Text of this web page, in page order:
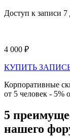
Доступ к записи 7
4 000 ₽
КУПИТЬ
Корпоративные
от 5 человек - 5%
5
нашего